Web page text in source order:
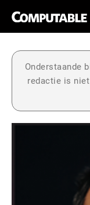
Onderstaande
redactie is